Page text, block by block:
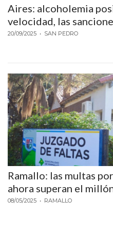
OTRAS PLATAFORMAS
VENTA POR WHATSAPP
DE COMIDA POR
WHATSAPP: LA GUÍA
DEFINITIVA PARA
RESTAURANTES Y
DELIVERIES
CÓMO ORGANIZAR LOS
PEDIDOS DE DELIVERY
Aires: alcoholemia
velocidad, las
20/09/2025 • SAN PEDRO
Ramallo: las multas
ahora superan el
08/05/2025 • RAMALLO